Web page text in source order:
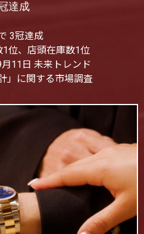
達成
3冠達成
位、店頭在庫数1位
11日 未来トレンド
」に関する市場調査